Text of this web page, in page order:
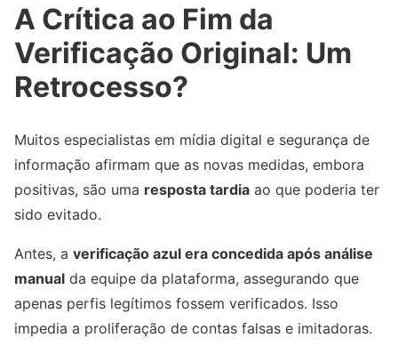
A Crítica ao Fim da
Verificação Original: Um
Retrocesso?
Muitos especialistas em mídia digital e segurança de
informação afirmam que as novas medidas, embora
positivas, são uma resposta tardia ao que poderia ter
sido evitado.
Antes, a verificação azul era concedida após análise
manual da equipe da plataforma, assegurando que
apenas perfis legítimos fossem verificados. Isso
impedia a proliferação de contas falsas e imitadoras.